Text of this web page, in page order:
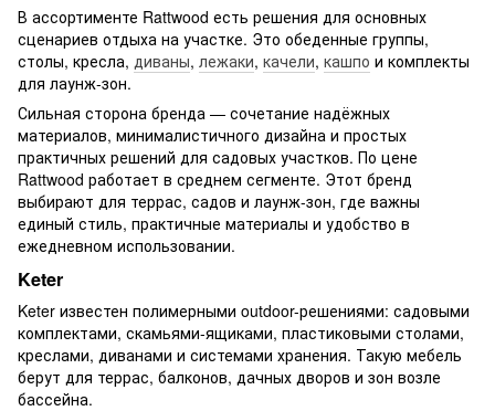
В ассортименте Rattwood есть решения для основных
сценариев отдыха на участке. Это обеденные группы,
столы, кресла, диваны, лежаки, качели, кашпо и комплекты
для лаунж-зон.
Сильная сторона бренда — сочетание надёжных
материалов, минималистичного дизайна и простых
практичных решений для садовых участков. По цене
Rattwood работает в среднем сегменте. Этот бренд
выбирают для террас, садов и лаунж-зон, где важны
единый стиль, практичные материалы и удобство в
ежедневном использовании.
Keter
Keter известен полимерными outdoor-решениями: садовыми
комплектами, скамьями-ящиками, пластиковыми столами,
креслами, диванами и системами хранения. Такую мебель
берут для террас, балконов, дачных дворов и зон возле
бассейна.